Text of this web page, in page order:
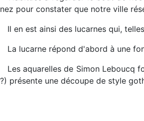
nez pour constater que notre ville
Il en est ainsi des lucarnes qui,
La lucarne répond d'abord à une
Les aquarelles de Simon Leboucq
?) présente une découpe de style